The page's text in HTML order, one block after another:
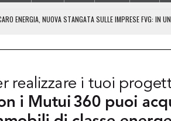
ENERGIA, NUOVA STANGATA SULLE IMPRESE FVG: IN
SCATTANO I CONTROLLI IN FVG: NEL MIRINO ABBANDONI E
PIÙ GRAVE IN FRIULI VENEZIA GIULIA, LA REGIONE CHIEDE